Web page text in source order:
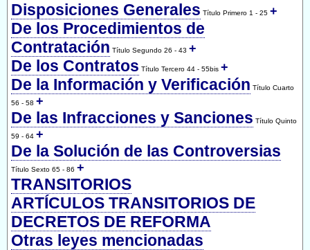
Disposiciones Generales Título Primero 1 - 25 +
De los Procedimientos de
Contratación Título Segundo 26 - 43 +
De los Contratos Título Tercero 44 - 55bis +
De la Información y Verificación Título Cuarto
56 - 58 +
De las Infracciones y Sanciones Título Quinto
59 - 64 +
De la Solución de las Controversias
Título Sexto 65 - 86 +
TRANSITORIOS
ARTÍCULOS TRANSITORIOS DE
DECRETOS DE REFORMA
Otras leyes mencionadas